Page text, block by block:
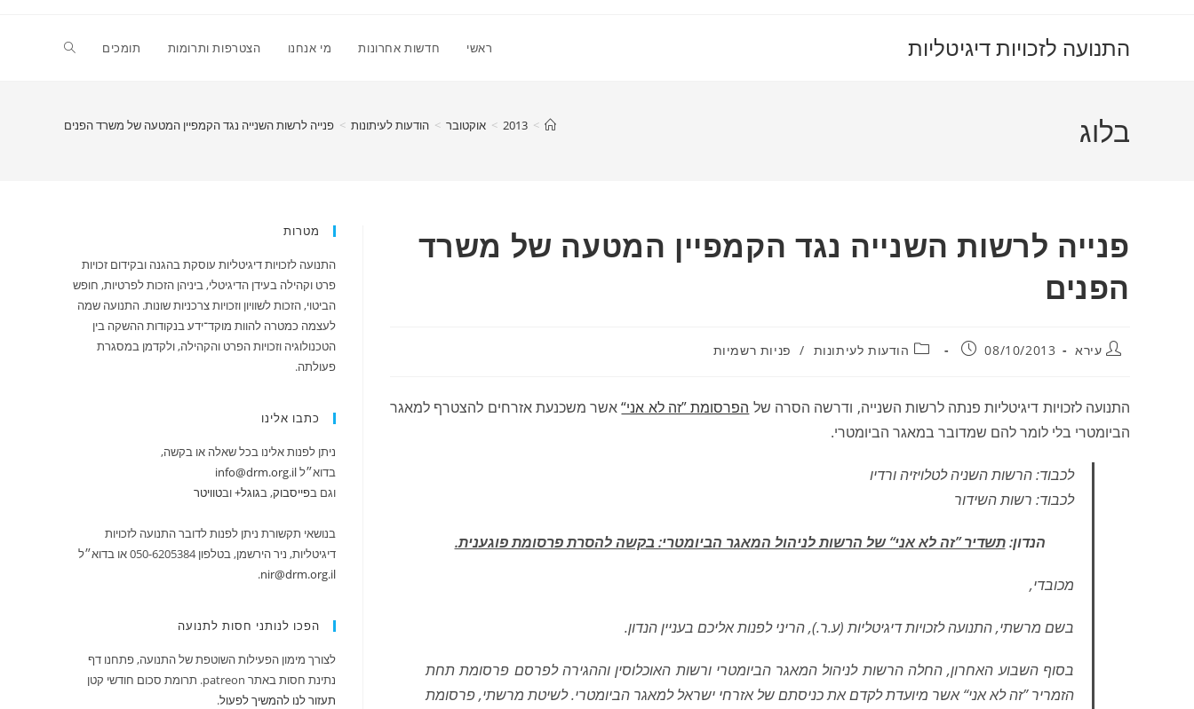
התנועה לזכויות דיגיטליות ראשי חדשות אחרונות מי אנחנו הצטרפות ותרומות תומכים Toggle
בלוג >
2013
> אוקטובר > הודעות לעיתונות > פנייה לרשות השנייה נגד הקמפיין המטעה של משרד הפנים
פנייה לרשות השנייה נגד הקמפיין המטעה של משרד
הפנים
מחבר:
עירא פורסם:
08/10/2013 קטגוריה:
הודעות לעיתונות / פניות רשמיות
התנועה לזכויות דיגיטליות פנתה לרשות השנייה, ודרשה הסרה של הפרסומת ”זה לא אני“אשר משכנעת אזרחים להצטרף למאגר
הביומטרי בלי לומר להם שמדובר במאגר הביומטרי.
לכבוד: הרשות השניה לטלויזיה ורדיו
לכבוד: רשות השידור
הנדון:תשדיר ”זה לא אני“ של הרשות לניהול המאגר הביומטרי: בקשה להסרת פרסומת פוגענית.
מכובדי,
בשם מרשתי, התנועה לזכויות דיגיטליות (ע.ר.), הריני לפנות אליכם בעניין הנדון.
בסוף השבוע האחרון, החלה הרשות לניהול המאגר הביומטרי ורשות האוכלוסין וההגירה לפרסם פרסומת תחת
הזמריר ”זה לא אני“ אשר מיועדת לקדם את כניסתם של אזרחי ישראל למאגר הביומטרי. לשיטת מרשתי, פרסומת
מטרות
התנועה לזכויות דיגיטליות עוסקת בהגנה ובקידום זכויות
פרט וקהילה בעידן הדיגיטלי, ביניהן הזכות לפרטיות, חופש
הביטוי, הזכות לשוויון וזכויות צרכניות שונות. התנועה שמה
לעצמה כמטרה להוות מוקד־ידע בנקודות ההשקה בין
הטכנולוגיה וזכויות הפרט והקהילה, ולקדמן במסגרת
פעולתה.
כתבו אלינו
ניתן לפנות אלינו בכל שאלה או בקשה,
בדוא״לinfo@drm.org.il
וגם ב‪פייסבוק‬‏, ב‪גוגל+ובטוויטר
בנושאי תקשורת ניתן לפנות לדובר התנועה לזכויות
דיגיטליות, ניר הירשמן, בטלפון 050-6205384 או בדוא״ל
nir@drm.org.il
.
הפכו לנותני חסות לתנועה
לצורך מימון הפעילות השוטפת של התנועה, פתחנו דף
נתינת חסות באתר patreon. תרומת סכום חודשי קטן
תעזור לנו להמשיך לפעול.